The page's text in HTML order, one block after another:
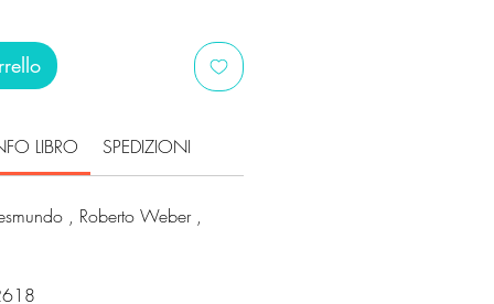
LIBRO SPEDIZIONI
, Roberto Weber ,